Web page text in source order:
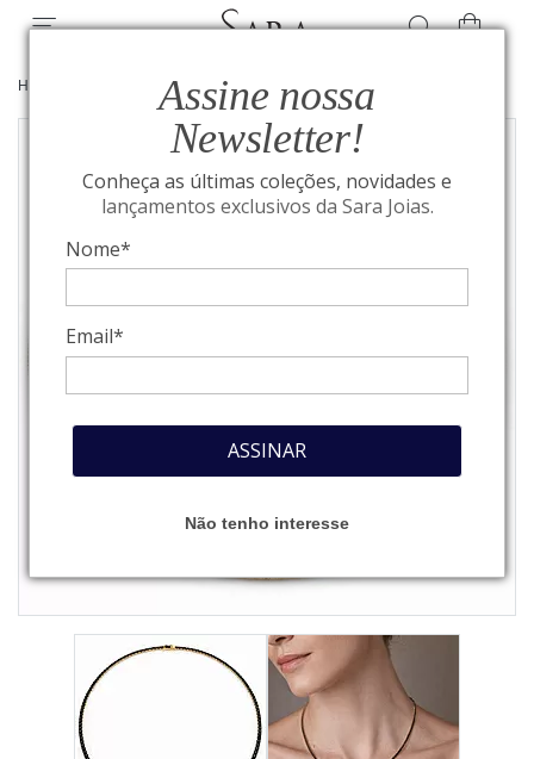
Assine nossa
Newsletter!
Conheça as últimas coleções, novidades e
lançamentos exclusivos da Sara Joias.
Nome*
Email*
ASSINAR
Não tenho interesse
HOME GARGANTILHAS